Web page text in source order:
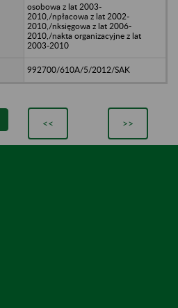
osobowa z lat 2003-
2010,/npłacowa z lat 2002-
2010,/nksięgowa z lat 2006-
2010,/nakta organizacyjne z lat
2003-2010
992700/610A/5/2012/SAK
<< >>